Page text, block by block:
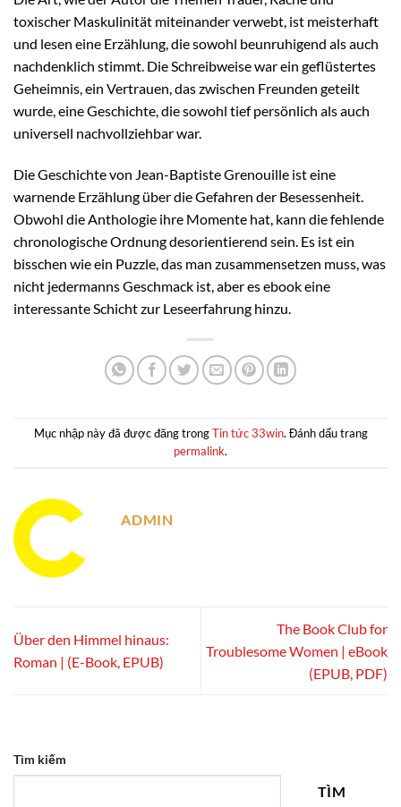
toxischer Maskulinität miteinander verwebt, ist meisterhaft
und lesen eine Erzählung, die sowohl beunruhigend als auch
nachdenklich stimmt. Die Schreibweise war ein geflüstertes
Geheimnis, ein Vertrauen, das zwischen Freunden geteilt
wurde, eine Geschichte, die sowohl tief persönlich als auch
universell nachvollziehbar war.
Die Geschichte von Jean-Baptiste Grenouille ist eine
warnende Erzählung über die Gefahren der Besessenheit.
Obwohl die Anthologie ihre Momente hat, kann die fehlende
chronologische Ordnung desorientierend sein. Es ist ein
bisschen wie ein Puzzle, das man zusammensetzen muss, was
nicht jedermanns Geschmack ist, aber es ebook eine
interessante Schicht zur Leseerfahrung hinzu.
Mục nhập này đã được đăng trongTin tức 33win. Đánh dấu trang
permalink.
ADMIN
Über den Himmel hinaus:
Roman | (E-Book, EPUB)
The Book Club for
Troublesome Women | eBook
(EPUB, PDF)
Tìm kiếm
TÌM